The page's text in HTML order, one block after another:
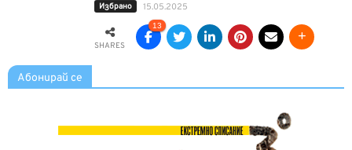
Избрано 15.05.2025
SHARES
13
Абонирай се